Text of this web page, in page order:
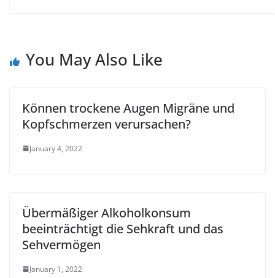
You May Also Like
Können trockene Augen Migräne und
Kopfschmerzen verursachen?
January 4, 2022
Übermäßiger Alkoholkonsum
beeinträchtigt die Sehkraft und das
Sehvermögen
January 1, 2022